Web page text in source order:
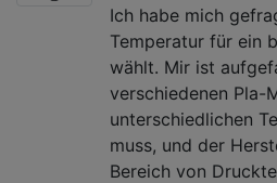
Ich habe mich
Temperatur für ein
wählt. Mir ist
verschiedenen Pla-
unterschiedlichen
muss, und der
Bereich von